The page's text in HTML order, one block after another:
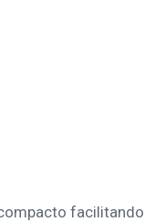
facilitando